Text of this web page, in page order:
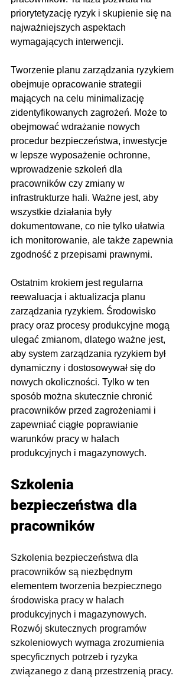
priorytetyzację ryzyk i skupienie się na
najważniejszych aspektach
wymagających interwencji.
Tworzenie planu zarządzania ryzykiem
obejmuje opracowanie strategii
mających na celu minimalizację
zidentyfikowanych zagrożeń. Może to
obejmować wdrażanie nowych
procedur bezpieczeństwa, inwestycje
w lepsze wyposażenie ochronne,
wprowadzenie szkoleń dla
pracowników czy zmiany w
infrastrukturze hali. Ważne jest, aby
wszystkie działania były
dokumentowane, co nie tylko ułatwia
ich monitorowanie, ale także zapewnia
zgodność z przepisami prawnymi.
Ostatnim krokiem jest regularna
reewaluacja i aktualizacja planu
zarządzania ryzykiem. Środowisko
pracy oraz procesy produkcyjne mogą
ulegać zmianom, dlatego ważne jest,
aby system zarządzania ryzykiem był
dynamiczny i dostosowywał się do
nowych okoliczności. Tylko w ten
sposób można skutecznie chronić
pracowników przed zagrożeniami i
zapewniać ciągłe poprawianie
warunków pracy w halach
produkcyjnych i magazynowych.
Szkolenia
bezpieczeństwa dla
pracowników
Szkolenia bezpieczeństwa dla
pracowników są niezbędnym
elementem tworzenia bezpiecznego
środowiska pracy w halach
produkcyjnych i magazynowych.
Rozwój skutecznych programów
szkoleniowych wymaga zrozumienia
specyficznych potrzeb i ryzyka
związanego z daną przestrzenią pracy.